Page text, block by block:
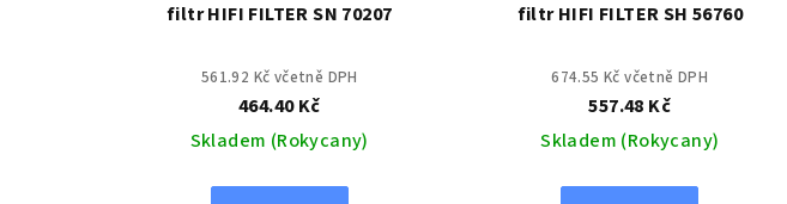
filtr HIFI FILTER SN 70207
561.92 Kč včetně DPH
464.40 Kč
Skladem (Rokycany)
filtr HIFI FILTER SH 56760
674.55 Kč včetně DPH
557.48 Kč
Skladem (Rokycany)